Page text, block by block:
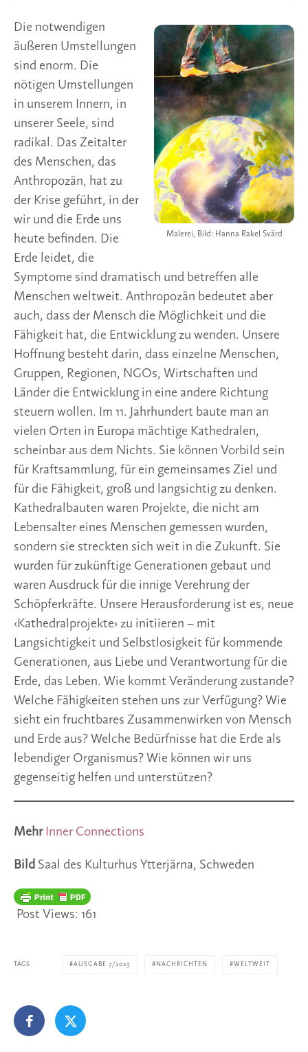
Malerei, Bild: Hanna Rakel Svärd
Die notwendigen
äußeren Umstellungen
sind enorm. Die
nötigen Umstellungen
in unserem Innern, in
unserer Seele, sind
radikal. Das Zeitalter
des Menschen, das
Anthropozän, hat zu
der Krise geführt, in der
wir und die Erde uns
heute befinden. Die
Erde leidet, die
Symptome sind dramatisch und betreffen alle
Menschen weltweit. Anthropozän bedeutet aber
auch, dass der Mensch die Möglichkeit und die
Fähigkeit hat, die Entwicklung zu wenden. Unsere
Hoffnung besteht darin, dass einzelne Menschen,
Gruppen, Regionen, NGOs, Wirtschaften und
Länder die Entwicklung in eine andere Richtung
steuern wollen. Im 11. Jahrhundert baute man an
vielen Orten in Europa mächtige Kathedralen,
scheinbar aus dem Nichts. Sie können Vorbild sein
für Kraftsammlung, für ein gemeinsames Ziel und
für die Fähigkeit, groß und langsichtig zu denken.
Kathedralbauten waren Projekte, die nicht am
Lebensalter eines Menschen gemessen wurden,
sondern sie streckten sich weit in die Zukunft. Sie
wurden für zukünftige Generationen gebaut und
waren Ausdruck für die innige Verehrung der
Schöpferkräfte. Unsere Herausforderung ist es, neue
‹Kathedralprojekte› zu initiieren – mit
Langsichtigkeit und Selbstlosigkeit für kommende
Generationen, aus Liebe und Verantwortung für die
Erde, das Leben. Wie kommt Veränderung zustande?
Welche Fähigkeiten stehen uns zur Verfügung? Wie
sieht ein fruchtbares Zusammenwirken von Mensch
und Erde aus? Welche Bedürfnisse hat die Erde als
lebendiger Organismus? Wie können wir uns
gegenseitig helfen und unterstützen?
Mehr Inner Connections
Bild Saal des Kulturhus Ytterjärna, Schweden
Post Views: 161
TAGS AUSGABE 7/2023 NACHRICHTEN WELTWEIT